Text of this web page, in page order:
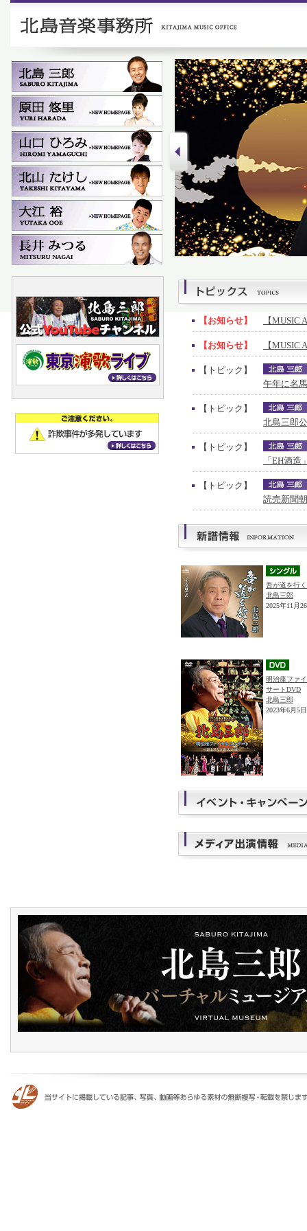
【お知らせ】 【MUSIC
【お知らせ】 【MUSIC
【トピック】
午年に名
【トピック】
北島三郎
【トピック】
「EH酒
【トピック】
読売新聞
吾が道を行く
北島三郎
2025年11月
明治座ファ
サートDVD
北島三郎
2023年6月5